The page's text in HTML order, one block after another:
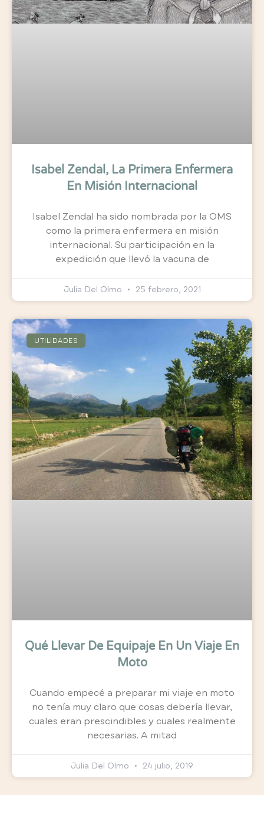
Isabel Zendal, La Primera Enfermera
En Misión Internacional
Isabel Zendal ha sido nombrada por la OMS
como la primera enfermera en misión
internacional. Su participación en la
expedición que llevó la vacuna de
Julia Del Olmo 25 febrero, 2021
UTILIDADES
Qué Llevar De Equipaje En Un Viaje En
Moto
Cuando empecé a preparar mi viaje en moto
no tenía muy claro que cosas debería llevar,
cuales eran prescindibles y cuales realmente
necesarias. A mitad
Julia Del Olmo 24 julio, 2019